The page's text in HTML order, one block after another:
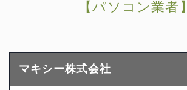
【パソコン業者】
マキシー株式会社